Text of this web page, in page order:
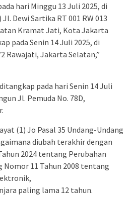
hari Minggu 13 Juli 2025, di
Dewi Sartika RT 001 RW 013
Kramat Jati, Kota Jakarta
pada Senin 14 Juli 2025, di
Rawajati, Jakarta Selatan,”
pada hari Senin 14 Juli
Jl. Pemuda No. 78D,
(1) Jo Pasal 35 Undang-Undang
diubah terakhir dengan
2024 tentang Perubahan
Nomor 11 Tahun 2008 tentang
paling lama 12 tahun.